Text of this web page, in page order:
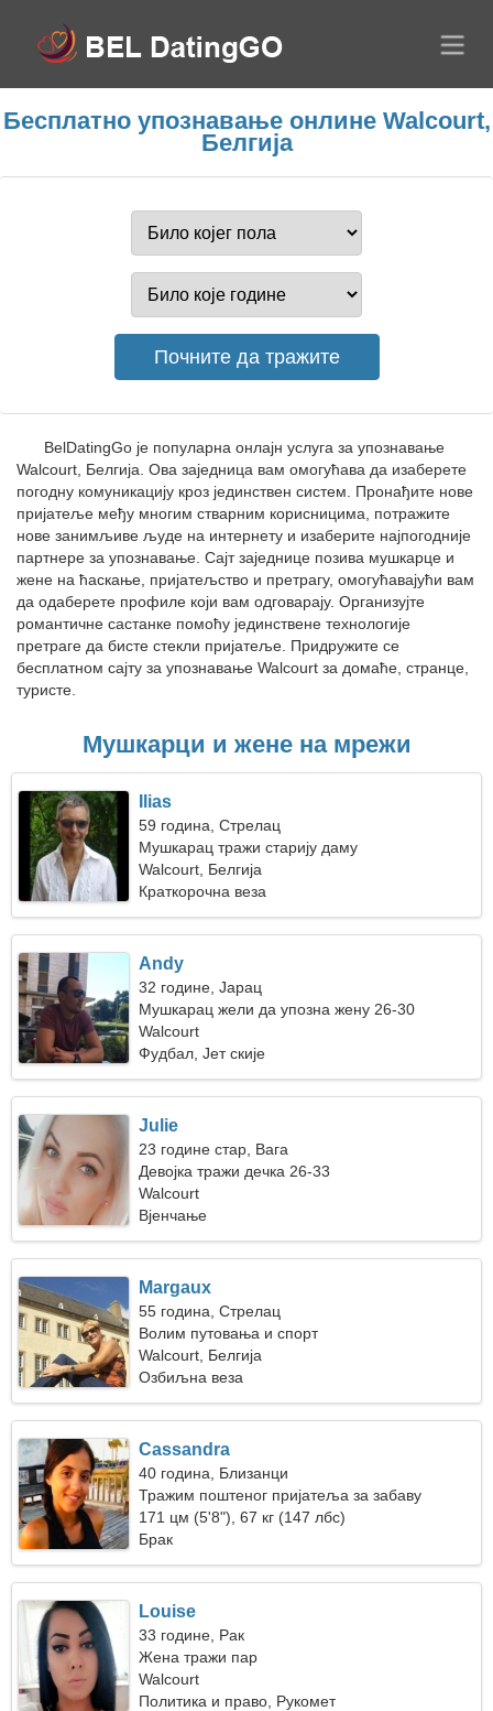
Бесплатно упознавање онлине Walcourt,
Белгија
BelDatingGo је популарна онлајн услуга за упознавање
Walcourt, Белгија. Ова заједница вам омогућава да изаберете
погодну комуникацију кроз јединствен систем. Пронађите нове
пријатеље међу многим стварним корисницима, потражите
нове занимљиве људе на интернету и изаберите најпогодније
партнере за упознавање. Сајт заједнице позива мушкарце и
жене на ћаскање, пријатељство и претрагу, омогућавајући вам
да одаберете профиле који вам одговарају. Организујте
романтичне састанке помоћу јединствене технологије
претраге да бисте стекли пријатеље. Придружите се
бесплатном сајту за упознавање Walcourt за домаће, странце,
туристе.
Мушкарци и жене на мрежи
Ilias
59 година, Стрелац
Мушкарац тражи старију даму
Walcourt, Белгија
Краткорочна веза
Andy
32 године, Јарац
Мушкарац жели да упозна жену 26-30
Walcourt
Фудбал, Јет скије
Julie
23 године стар, Вага
Девојка тражи дечка 26-33
Walcourt
Вјенчање
Margaux
55 година, Стрелац
Волим путовања и спорт
Walcourt, Белгија
Озбиљна веза
Cassandra
40 година, Близанци
Тражим поштеног пријатеља за забаву
171 цм (5'8"), 67 кг (147 лбс)
Брак
Louise
33 године, Рак
Жена тражи пар
Walcourt
Политика и право, Рукомет